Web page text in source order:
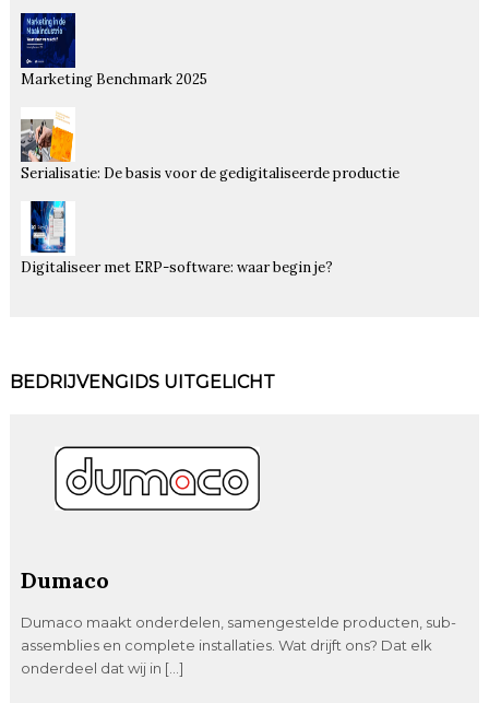
Marketing Benchmark 2025
Serialisatie: De basis voor de gedigitaliseerde productie
Digitaliseer met ERP-software: waar begin je?
BEDRIJVENGIDS UITGELICHT
Dumaco
Dumaco maakt onderdelen, samengestelde producten, sub-
assemblies en complete installaties. Wat drijft ons? Dat elk
onderdeel dat wij in […]